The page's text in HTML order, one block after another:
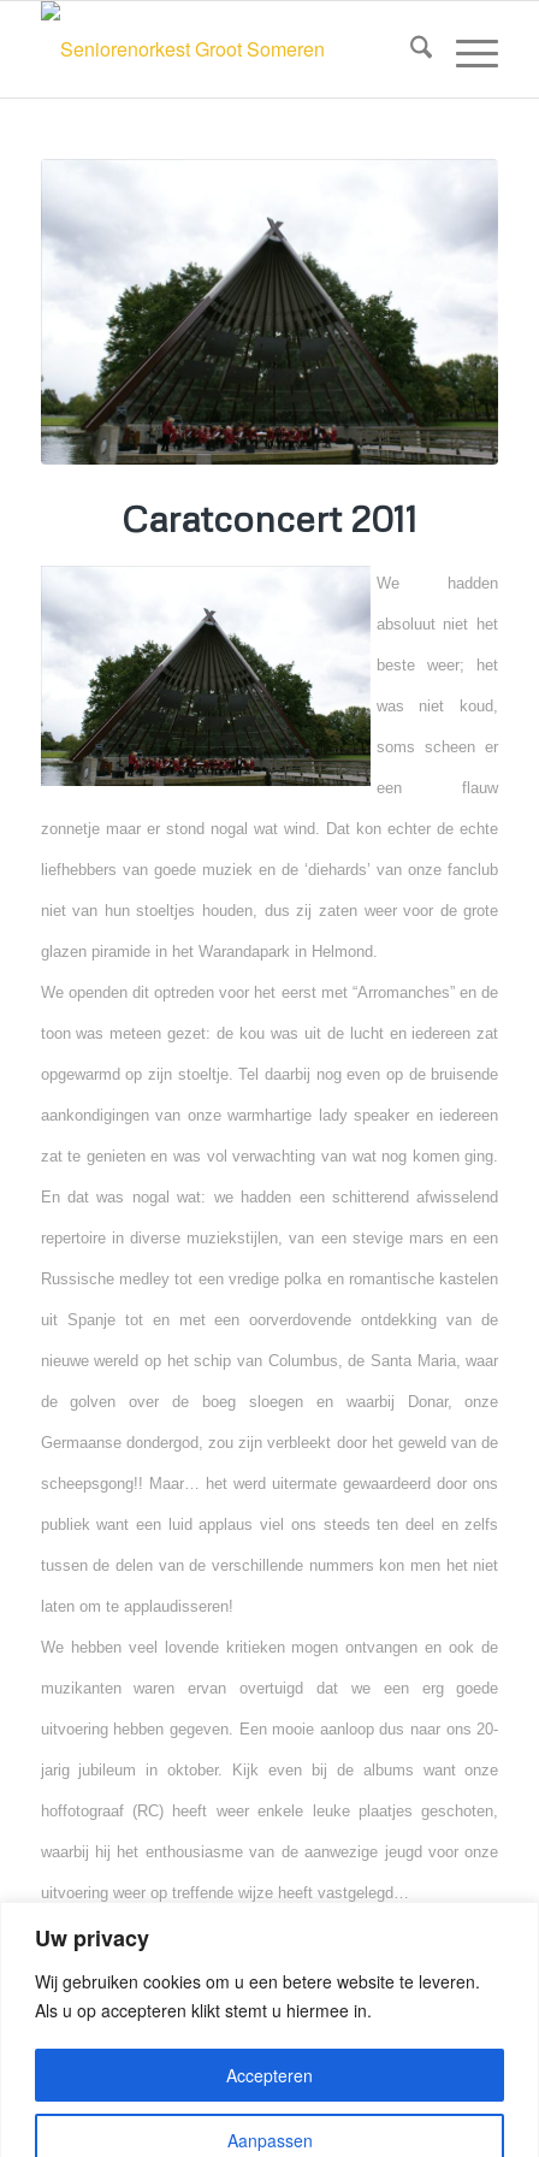
Uw privacy
Wij gebruiken cookies om u een betere website te leveren.
Als u op accepteren klikt stemt u hiermee in.
Aanpassen
Accepteren
Caratconcert 2011
We hadden
absoluut niet het
beste weer; het
was niet koud,
soms scheen er
een flauw
zonnetje maar er stond nogal wat wind. Dat kon echter de echte
liefhebbers van goede muziek en de ‘diehards’ van onze fanclub
niet van hun stoeltjes houden, dus zij zaten weer voor de grote
glazen piramide in het Warandapark in Helmond.
We openden dit optreden voor het eerst met “Arromanches” en de
toon was meteen gezet: de kou was uit de lucht en iedereen zat
opgewarmd op zijn stoeltje. Tel daarbij nog even op de bruisende
aankondigingen van onze warmhartige lady speaker en iedereen
zat te genieten en was vol verwachting van wat nog komen ging.
En dat was nogal wat: we hadden een schitterend afwisselend
repertoire in diverse muziekstijlen, van een stevige mars en een
Russische medley tot een vredige polka en romantische kastelen
uit Spanje tot en met een oorverdovende ontdekking van de
nieuwe wereld op het schip van Columbus, de Santa Maria, waar
de golven over de boeg sloegen en waarbij Donar, onze
Germaanse dondergod, zou zijn verbleekt door het geweld van de
scheepsgong!! Maar… het werd uitermate gewaardeerd door ons
publiek want een luid applaus viel ons steeds ten deel en zelfs
tussen de delen van de verschillende nummers kon men het niet
laten om te applaudisseren!
We hebben veel lovende kritieken mogen ontvangen en ook de
muzikanten waren ervan overtuigd dat we een erg goede
uitvoering hebben gegeven. Een mooie aanloop dus naar ons 20-
jarig jubileum in oktober. Kijk even bij de albums want onze
hoffotograaf (RC) heeft weer enkele leuke plaatjes geschoten,
waarbij hij het enthousiasme van de aanwezige jeugd voor onze
uitvoering weer op treffende wijze heeft vastgelegd…